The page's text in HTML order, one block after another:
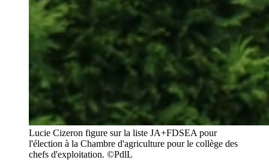
Lucie Cizeron figure sur la liste JA+FDSEA pour
l'élection à la Chambre d'agriculture pour le collège des
chefs d'exploitation. ©PdlL